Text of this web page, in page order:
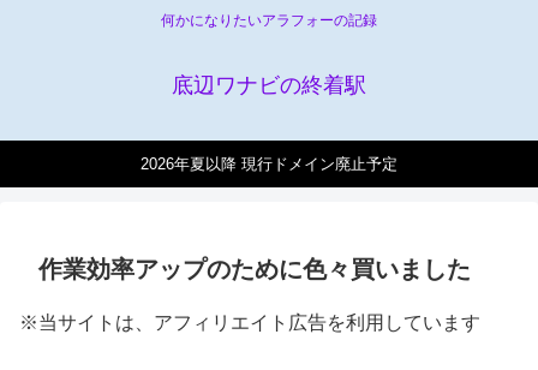
何かになりたいアラフォーの記録
底辺ワナビの終着駅
2026年夏以降 現行ドメイン廃止予定
作業効率アップのために色々買いました
※当サイトは、アフィリエイト広告を利用しています